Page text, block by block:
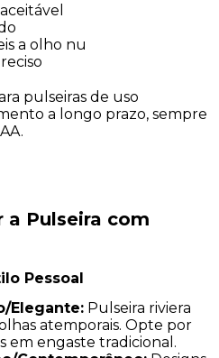
a olho nu
pulseiras de uso
a longo prazo, sempre
a Pulseira com
Pessoal
Elegante: Pulseira riviera
atemporais. Opte por
em engaste tradicional.